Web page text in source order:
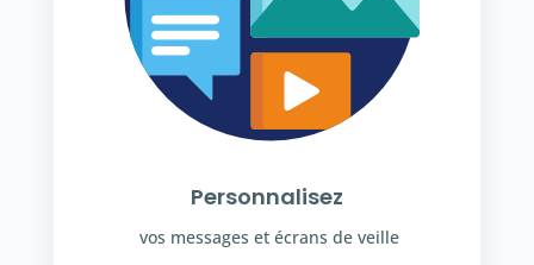
Personnalisez
vos messages et écrans de veille